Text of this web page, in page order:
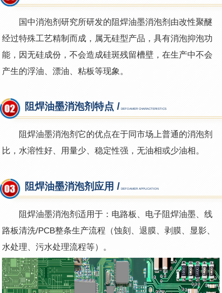
国中消泡剂研究所研发的阻焊油墨消泡剂由改性聚醚
经过特殊工艺精制而成，属无硅型产品，具有消泡抑泡功
能，因无硅成份，不会造成硅斑残留槽壁，在生产中不会
产生的浮油、漂油、粘板等现象。
阻焊油墨消泡剂特点 / DEFOAMER CHARACTERISTICS
阻焊油墨消泡剂它的优点在于同市场上普通的消泡剂
比，水溶性好、用量少、稳定性强，无油相或少油相。
阻焊油墨消泡剂应用 / DEFOAMER APPLICATION
阻焊油墨消泡剂适用于：电路板、电子阻焊油墨、线
路板清洗/PCB整条生产流程（蚀刻、退膜、剥膜、显影、
水处理、污水处理流程等）。